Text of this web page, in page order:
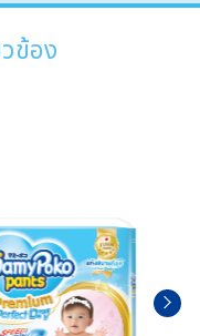
ข้อง
ไซส์
ถัดไป